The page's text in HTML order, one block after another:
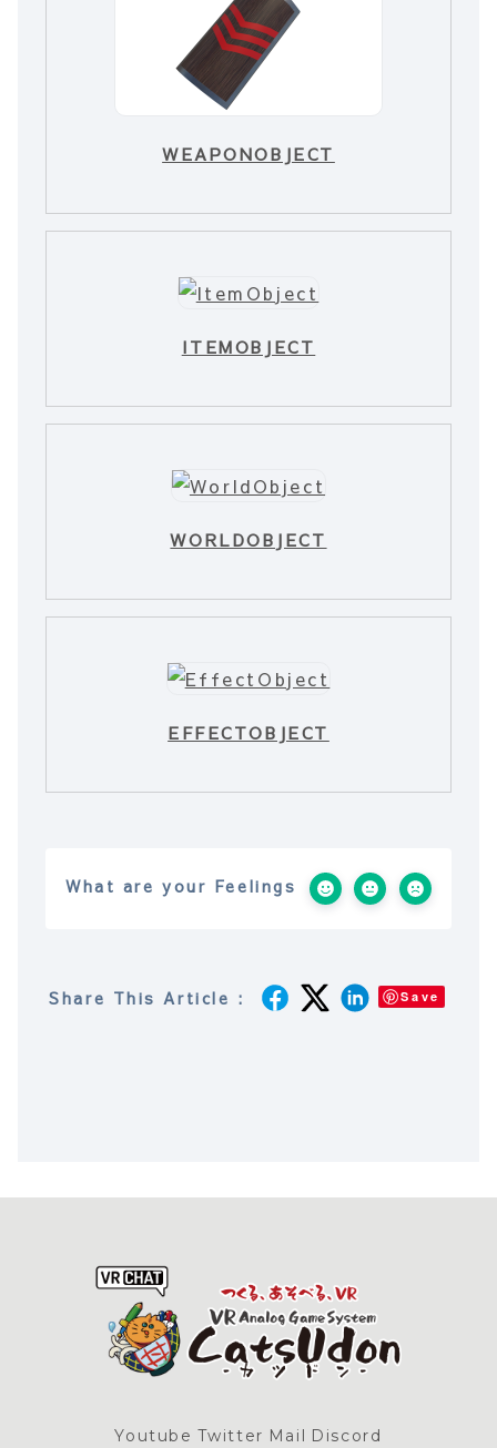
WEAPONOBJECT
ITEMOBJECT
WORLDOBJECT
EFFECTOBJECT
What are your Feelings
Share This Article : Save
Youtube Twitter Mail Discord